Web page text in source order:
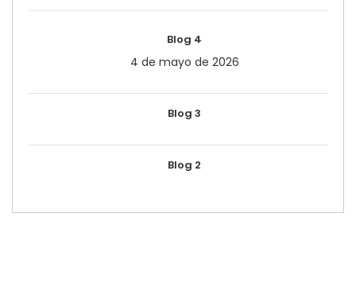
Blog 4
4 de mayo de 2026
Blog 3
Blog 2